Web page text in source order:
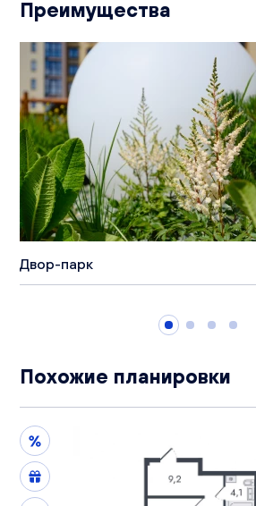
Преимущества
Двор-парк
Похожие планировки